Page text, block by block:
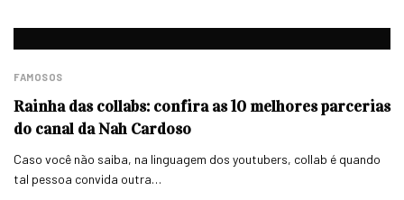
FAMOSOS
Rainha das collabs: confira as 10 melhores parcerias
do canal da Nah Cardoso
Caso você não saiba, na linguagem dos youtubers, collab é quando
tal pessoa convida outra…